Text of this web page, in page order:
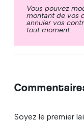
Vous pouvez
montant de vos
annuler vos
tout moment.
Soyez le premier